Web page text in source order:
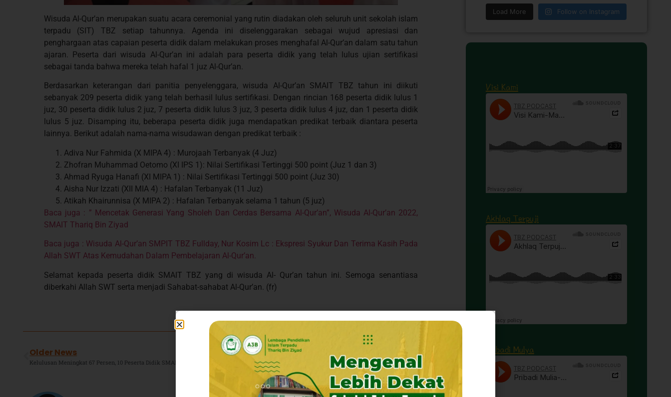
Wisuda Al-Qur’an merupakan suatu acara ceremonial yang rutin diadakan oleh seluruh unit sekolah islam
terpadu (SIT) TBZ setiap tahunnya. Agenda ini diselenggarakan sebagai wujud apresiasi dan
penghargaan atas capaian peserta didik dalam melakukan proses menghafal Al-Qur’an dalam satu tahun
ajaran. Peserta dari wisuda Al-Qur’an ini adalah para peserta didik yang telah lulus ujian sertifikasi
sebagai tanda bahwa mereka telah hafal 1 juz Al-Qur’an.
Berdasarkan keterangan dari panitia penyelenggara, wisuda Al-Qur’an SMAIT TBZ tahun ini diikuti
sebanyak 209 peserta didik yang telah berhasil lulus sertifikasi. Dengan rincian 168 peserta didik lulus 1
juz, 30 peserta didik lulus 2 juz, 7 peserta didik lulus 3 juz, 3 peserta didik lulus 4 juz, dan 1 peserta didik
lulus 5 juz. Disamping itu, beberapa peserta didik juga mendapatkan predikat terbaik diantara peserta
lainnya. Berikut adalah nama-nama wisudawan dengan predikat terbaik :
Adiva Nur Fahmida (X MIPA 4) : Murojaah Terbanyak (4 Juz)
Zhofran Muhammad Oetomo (XI IPS 1): Nilai Sertifikasi Tertinggi 500 point (Juz 1 dan 3)
Ahmad Ryuga Hanafi (XI MIPA 1) : Nilai Sertifikasi Tertinggi 500 point (Juz 30)
Aisha Nur Izzati (XII MIA 4) : Hafalan Terbanyak (11 Juz)
Atikah Khairunnisa (X MIPA 2) : Hafalan Terbanyak selama 1 tahun (5 juz)
Baca juga : ” Mencetak Generasi Yang Sholeh Dan Cerdas Bersama Al-Qur’an”, Wisuda Al-Qur’an 2022,
SMAIT Thariq Bin Ziyad
Baca juga : Wisuda Al-Qur’an SMPIT TBZ Fullday, Nur Kosim Lc : Ekspresi Syukur Dan Terima Kasih Pada
Allah SWT Atas Kemudahan Dalam Pembelajaran Al-Qur’an.
Selamat kepada peserta didik SMAIT TBZ yang di wisuda Al- Qur’an tahun ini. Semoga senantiasa
diberkahi Allah SWT serta menjadi Sahabat-sahabat Al-Qur’an. (fr)
Older News Newer News
Load More Follow on Instagram
Visi Kami
Akhlaq Terpuji
Pribadi Mulya